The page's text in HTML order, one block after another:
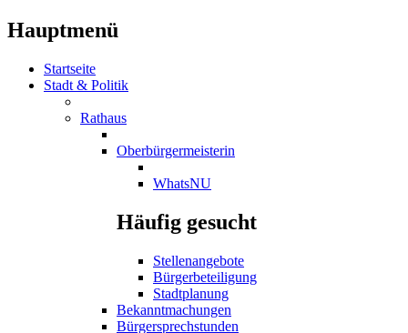
Hauptmenü
Startseite
Stadt & Politik
Rathaus
Oberbürgermeisterin
WhatsNU
Häufig gesucht
Stellenangebote
Bürgerbeteiligung
Stadtplanung
Bekanntmachungen
Bürgersprechstunden